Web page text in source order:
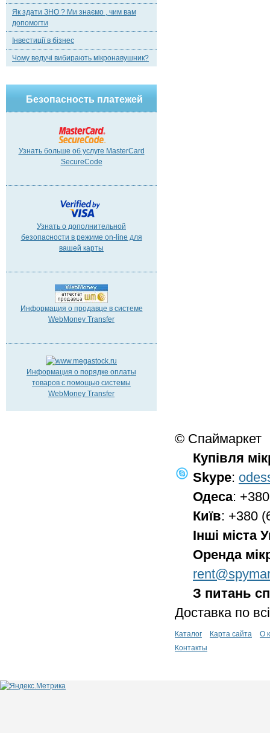
Як здати ЗНО ? Ми знаємо , чим вам
допомогти
Інвестиції в бізнес
Чому ведучі вибирають мікронавушник?
Безопасность платежей
Узнать больше об услуге MasterCard
SecureCode
Узнать о дополнительной
безопасности в режиме on-line для
вашей карты
Информация о продавце в системе
WebMoney Transfer
Информация о порядке оплаты
товаров с помощью системы
WebMoney Transfer
© Спаймаркет
Купівля
Skype:
Одеса:
Київ: +380
Інші міста
Оренда
З питань
Доставка по
Каталог Карта сайта
О
Контакты